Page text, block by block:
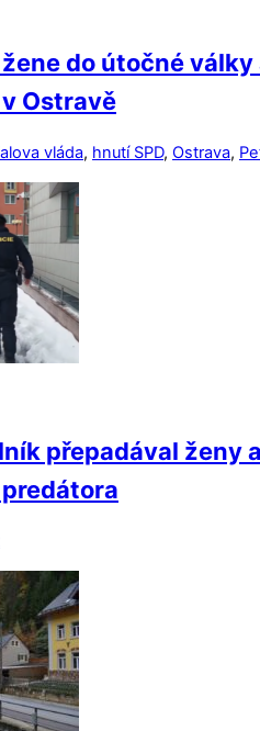
do útočné
Ostravě
vláda, hnutí SPD, Ostrava,
přepadával ženy